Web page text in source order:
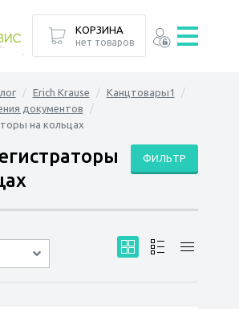
Erich Krause
Канцтовары1
документов
на кольцах
ФИЛЬТР
КОРЗИНА
нет товаров